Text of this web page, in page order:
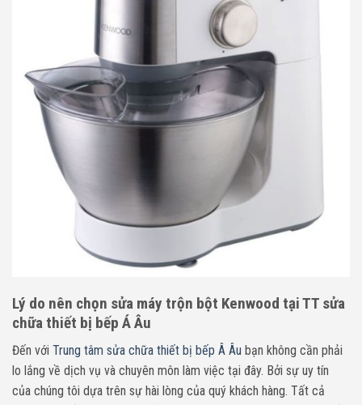
Lý do nên chọn sửa máy trộn bột Kenwood tại TT sửa
chữa thiết bị bếp Á Âu
Đến với Trung tâm sửa chữa thiết bị bếp Â Âu bạn không cần phải
lo lắng về dịch vụ và chuyên môn làm việc tại đây. Bởi sự uy tín
của chúng tôi dựa trên sự hài lòng của quý khách hàng. Tất cả